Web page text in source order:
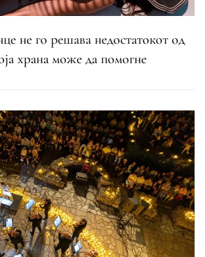
не го решава недостатокот од
храна може да помогне